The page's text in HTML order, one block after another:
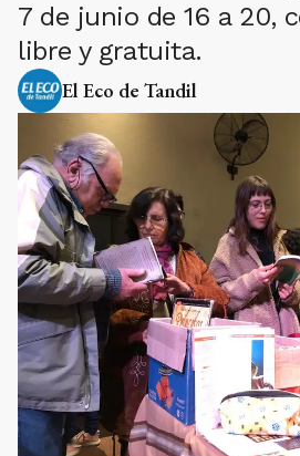
7 de junio de 16 a 20,
libre y gratuita.
El Eco de Tandil